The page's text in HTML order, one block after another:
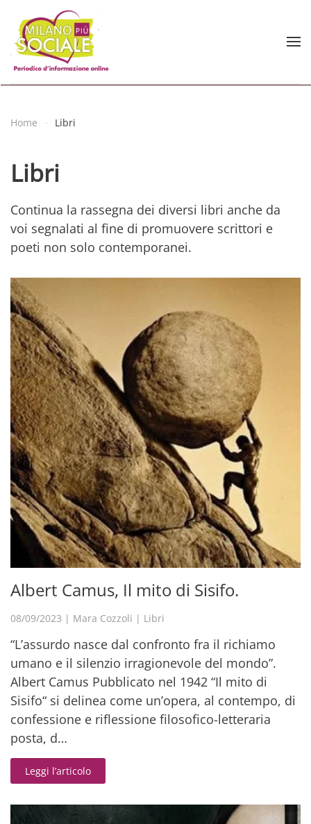
Skip to main content
Home Libri
Libri
Continua la rassegna dei diversi libri anche da
voi segnalati al fine di promuovere scrittori e
poeti non solo contemporanei.
Albert Camus, Il mito di Sisifo.
08/09/2023 | Mara Cozzoli | Libri
“L’assurdo nasce dal confronto fra il richiamo
umano e il silenzio irragionevole del mondo”.
Albert Camus Pubblicato nel 1942 “Il mito di
Sisifo“ si delinea come un’opera, al contempo, di
confessione e riflessione filosofico-letteraria
posta, d…
Leggi l’articolo